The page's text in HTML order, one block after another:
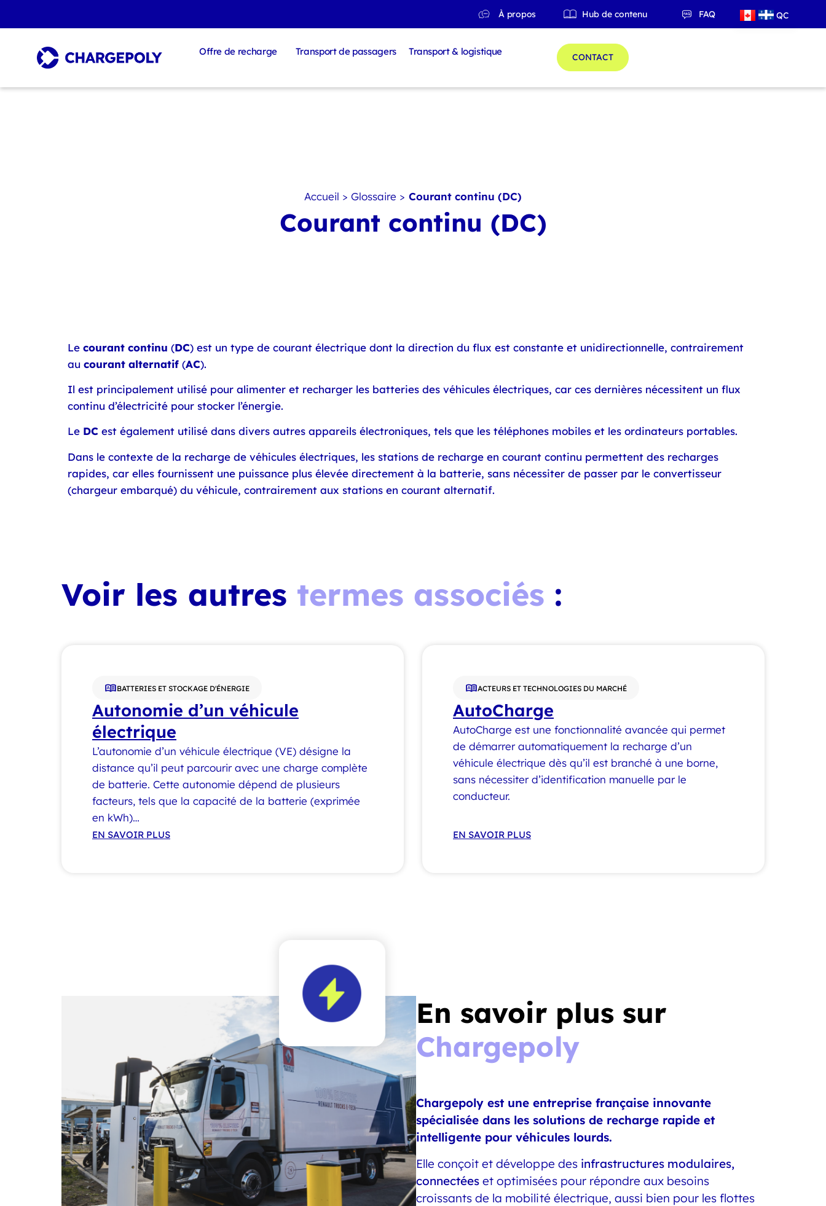
À propos Hub de contenu FAQ QC
ES
Offre de recharge Transport de passagers Transport & logistique
CONTACT
Accueil >Glossaire > Courant continu (DC)
Courant continu (DC)
Le courant continu (DC) est un type de courant électrique dont la direction du flux est constante et unidirectionnelle, contrairement
au courant alternatif (AC).
Il est principalement utilisé pour alimenter et recharger les batteries des véhicules électriques, car ces dernières nécessitent un flux
continu d’électricité pour stocker l’énergie.
Le DC est également utilisé dans divers autres appareils électroniques, tels que les téléphones mobiles et les ordinateurs portables.
Dans le contexte de la recharge de véhicules électriques, les stations de recharge en courant continu permettent des recharges
rapides, car elles fournissent une puissance plus élevée directement à la batterie, sans nécessiter de passer par le convertisseur
(chargeur embarqué) du véhicule, contrairement aux stations en courant alternatif.
Voir les autres termes associés :
BATTERIES ET STOCKAGE D'ÉNERGIE
Autonomie d’un véhicule
électrique
L’autonomie d’un véhicule électrique (VE) désigne la
distance qu’il peut parcourir avec une charge complète
de batterie. Cette autonomie dépend de plusieurs
facteurs, tels que la capacité de la batterie (exprimée
en kWh)…
EN SAVOIR PLUS
ACTEURS ET TECHNOLOGIES DU MARCHÉ
AutoCharge
AutoCharge est une fonctionnalité avancée qui permet
de démarrer automatiquement la recharge d’un
véhicule électrique dès qu’il est branché à une borne,
sans nécessiter d’identification manuelle par le
conducteur.
EN SAVOIR PLUS
En savoir plus sur
Chargepoly
Chargepoly est une entreprise française innovante
spécialisée dans les solutions de recharge rapide et
intelligente pour véhicules lourds.
Elle conçoit et développe des infrastructures modulaires,
connectées et optimisées pour répondre aux besoins
croissants de la mobilité électrique, aussi bien pour les flottes